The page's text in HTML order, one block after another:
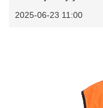
2025-06-23 11:00